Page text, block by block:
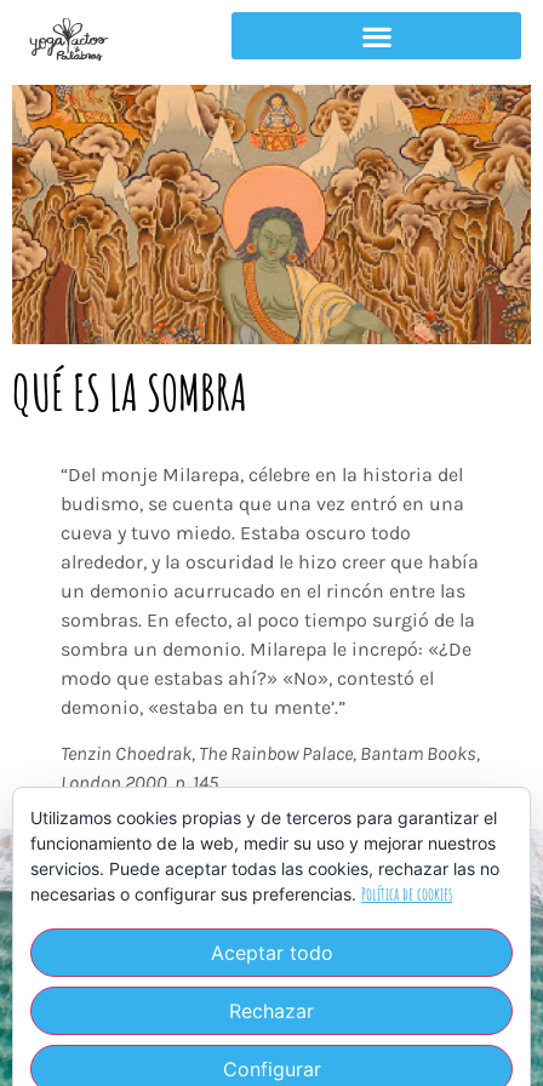
QUÉ ES LA SOMBRA
“Del monje Milarepa, célebre en la historia del
budismo, se cuenta que una vez entró en una
cueva y tuvo miedo. Estaba oscuro todo
alrededor, y la oscuridad le hizo creer que había
un demonio acurrucado en el rincón entre las
sombras. En efecto, al poco tiempo surgió de la
sombra un demonio. Milarepa le increpó: «¿De
modo que estabas ahí?» «No», contestó el
demonio, «estaba en tu mente’.”
Tenzin Choedrak, The Rainbow Palace, Bantam Books,
London 2000, p. 145
Política de Privacidad|Política de Cookies|Aviso Legal|Contacto
La Ràpita | Tarragona @ 2022-2026 Todos los derechos
reservados
Utilizamos cookies propias y de terceros para garantizar el
funcionamiento de la web, medir su uso y mejorar nuestros
servicios. Puede aceptar todas las cookies, rechazar las no
necesarias o configurar sus preferencias. Política de cookies
Aceptar todo
Rechazar
Configurar